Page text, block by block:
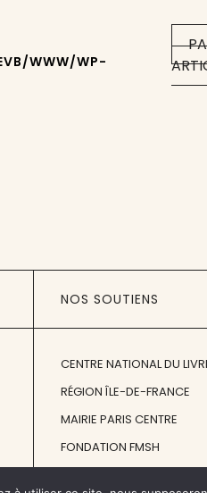
WWW/WP-
NOS SOUTIENS
CENTRE NATIONAL DU
RÉGION ÎLE-DE-FRANCE
MAIRIE PARIS CENTRE
FONDATION FMSH